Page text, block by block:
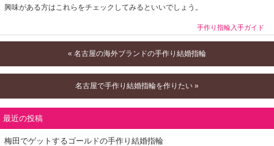
興味がある方はこれらをチェックしてみるといいでしょう。
手作り指輪入手ガイド
« 名古屋の海外ブランドの手作り結婚指輪
名古屋で手作り結婚指輪を作りたい »
最近の投稿
梅田でゲットするゴールドの手作り結婚指輪